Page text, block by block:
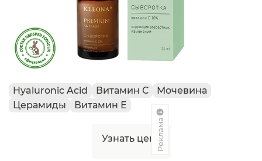
Hyaluronic Acid Витамин С
Мочевина
Церамиды
Витамин Е
Узнать ценуРеклама